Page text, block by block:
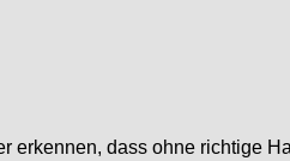
erkennen, dass ohne richtige